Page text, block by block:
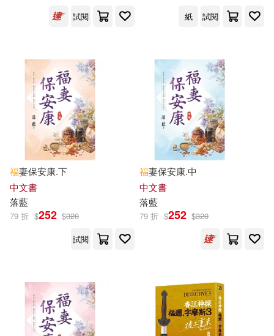
Remi Aoi(16)
ケイ・エム・プロデュース(16)
亞瑟．本森(16) 優木那智(16)
吳淡如(16) 山吹しろと(16)
林宜信(16)
梅洛琳(16) 橘オレコ(16)
邢福增(16)
黑龍江科學技術出版社(66)
得利影視(65) 耕林(65)
Linfair Records Limited(64)
中國對外翻譯出版公司(64)
元照出版(64)
哈爾濱出版社(64)
中國統計出版社(63)
白象文化(63)
試閱
紙
試閱
福妻保安康.下
中文書
落藍
79 折 $252 $320
試閱
福妻保安康.中
中文書
落藍
79 折 $252 $320